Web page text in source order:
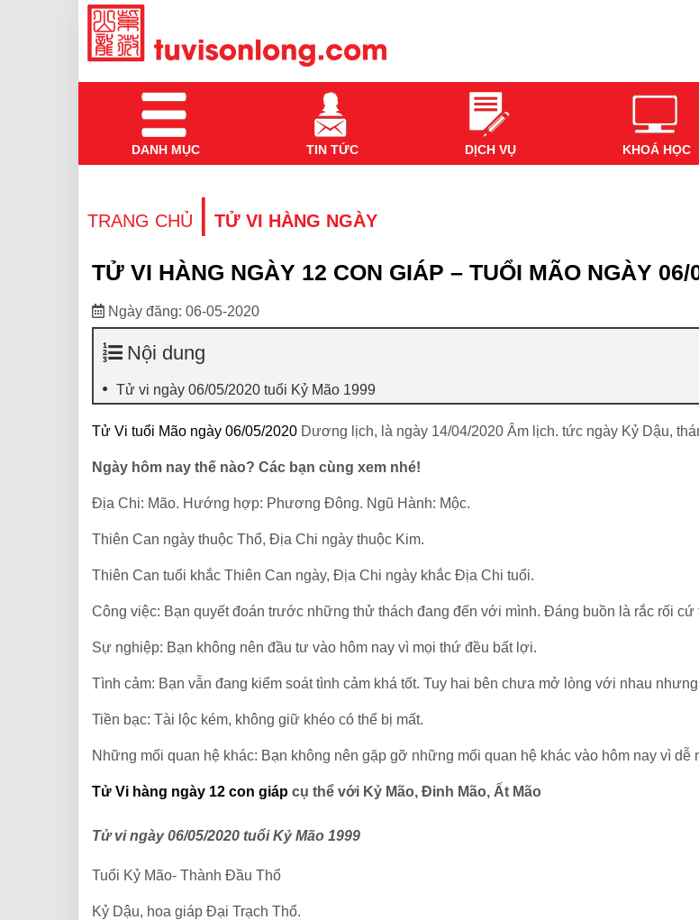
DANH MỤC TIN TỨC DỊCH VỤ KHOÁ HỌC
TRANG CHỦ | TỬ VI HÀNG NGÀY
TỬ VI HÀNG NGÀY 12 CON GIÁP – TUỔI MÃO NGÀY 06/
Ngày đăng: 06-05-2020
Nội dung
Tử vi ngày 06/05/2020 tuổi Kỷ Mão 1999
Tử Vi tuổi Mão ngày 06/05/2020 Dương lịch, là ngày 14/04/2020 Âm lịch. tức ngày Kỷ Dậu,
Ngày hôm nay thế nào? Các bạn cùng xem nhé!
Địa Chi: Mão. Hướng hợp: Phương Đông. Ngũ Hành: Mộc.
Thiên Can ngày thuộc Thổ, Địa Chi ngày thuộc Kim.
Thiên Can tuổi khắc Thiên Can ngày, Địa Chi ngày khắc Địa Chi tuổi.
Công việc: Bạn quyết đoán trước những thử thách đang đến với mình. Đáng buồn là rắc rối
Sự nghiệp: Bạn không nên đầu tư vào hôm nay vì mọi thứ đều bất lợi.
Tình cảm: Bạn vẫn đang kiểm soát tình cảm khá tốt. Tuy hai bên chưa mở lòng với nhau
Tiền bạc: Tài lộc kém, không giữ khéo có thể bị mất.
Những mối quan hệ khác: Bạn không nên gặp gỡ những mối quan hệ khác vào hôm nay vì dễ
Tử Vi hàng ngày 12 con giáp cụ thể với Kỷ Mão, Đinh Mão, Ất Mão
Tử vi ngày 06/05/2020 tuổi Kỷ Mão 1999
Tuổi Kỷ Mão- Thành Đầu Thổ
Kỷ Dậu, hoa giáp Đại Trạch Thổ.